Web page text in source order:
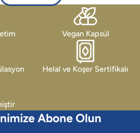
Cognifenix, Cognizin Sitikolin ve
Formda Çocuklar İçin D Vitamini!
Çocuk D3 Vitamini
tek kapsülde 6 bileşeni bir arada sunar: L-
Vegan Kapsül
Helal ve Koşer Sertifikalı
Abone Olun